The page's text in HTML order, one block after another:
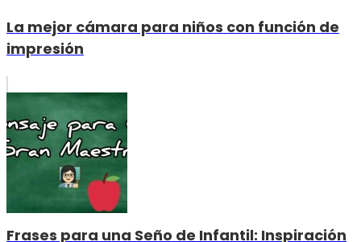
La mejor cámara para niños con función de
impresión
Frases para una Seño de Infantil: Inspiración